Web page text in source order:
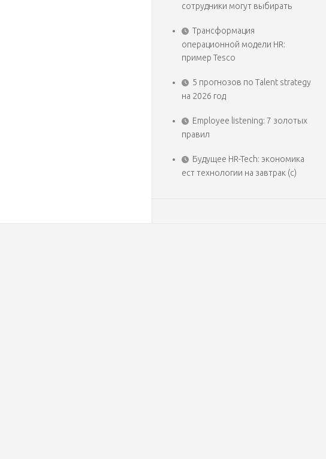
сотрудники могут выбирать
Трансформация
операционной модели HR:
пример Tesco
5 прогнозов по Talent strategy
на 2026 год
Employee listening: 7 золотых
правил
Будущее HR-Tech: экономика
ест технологии на завтрак (с)